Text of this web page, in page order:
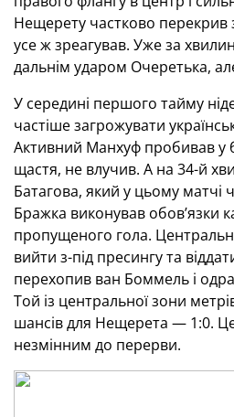
Нещерету частково перекрив
усе ж зреагував. Уже за
дальнім ударом Очеретька,
У середині першого тайму
частіше загрожувати
Активний Манхуф пробивав у
щастя, не влучив. А на 34-й
Батагова, який у цьому матчі
Бражка виконував обов’язки
пропущеного гола.
вийти з-під пресингу та
перехопив ван Боммель і
Той із центральної зони
шансів для Нещерета — 1:0.
незмінним до перерви.